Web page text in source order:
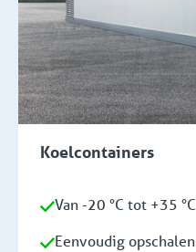
Koelcontainers
Van -20 °C tot +35
Eenvoudig